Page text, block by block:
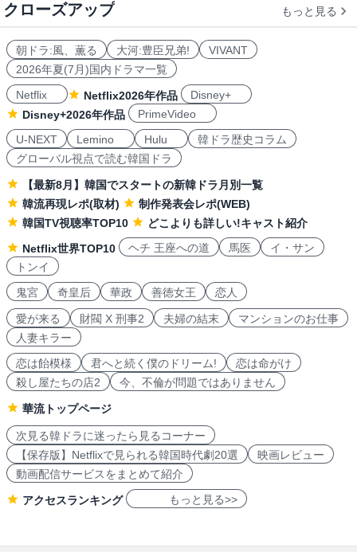
クローズアップ もっと見る
朝ドラ:風、薫る 大河:豊臣兄弟!
VIVANT
2026年夏(7月)国内ドラマ一覧
Netflix
Netflix2026年作品
Disney+
Disney+2026年作品
PrimeVideo
U-NEXT
Lemino Hulu
韓ドラ歴史コラム
グローバル視点で読む韓国ドラ
【最新8月】韓国でスタートの新韓ドラ月別一覧
韓流再現レポ(取材)
制作発表会レポ(WEB)
韓国TV視聴率TOP10
どこよりも詳しい!キャスト紹介
Netflix世界TOP10
ヘチ 王座への道 馬医
イ・サン
トンイ
鬼宮
奇皇后 華政 善徳女王 恋人
愛が来る 財閥 X 刑事2 夫婦の結末
マンションのお仕事
人妻キラー
恋は飴模様
君へと続く僕のドリーム!
恋は命がけ
殺し屋たちの店2
今、不倫が問題ではありません
華流トップページ
次見る韓ドラに迷ったら見るコーナー
【保存版】Netflixで見られる韓国時代劇20選
映画レビュー
動画配信サービスをまとめて紹介
アクセスランキング もっと見る>>